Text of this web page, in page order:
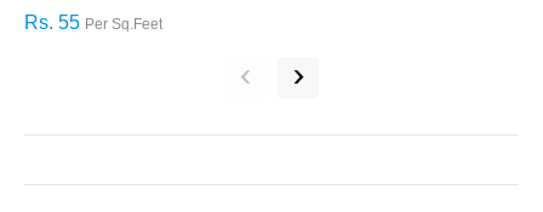
Rs. 55 Per Sq.Feet
‹ ›